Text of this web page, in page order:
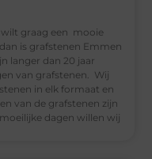
graag een mooie
is grafstenen Emmen
langer dan 20 jaar
van grafstenen. Wij
in elk formaat en
van de grafstenen zijn
dagen willen wij